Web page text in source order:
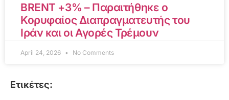
BRENT +3% – Παραιτήθηκε ο
Κορυφαίος Διαπραγματευτής του
Ιράν και οι Αγορές Τρέμουν
April 24, 2026 No Comments
Ετικέτες: